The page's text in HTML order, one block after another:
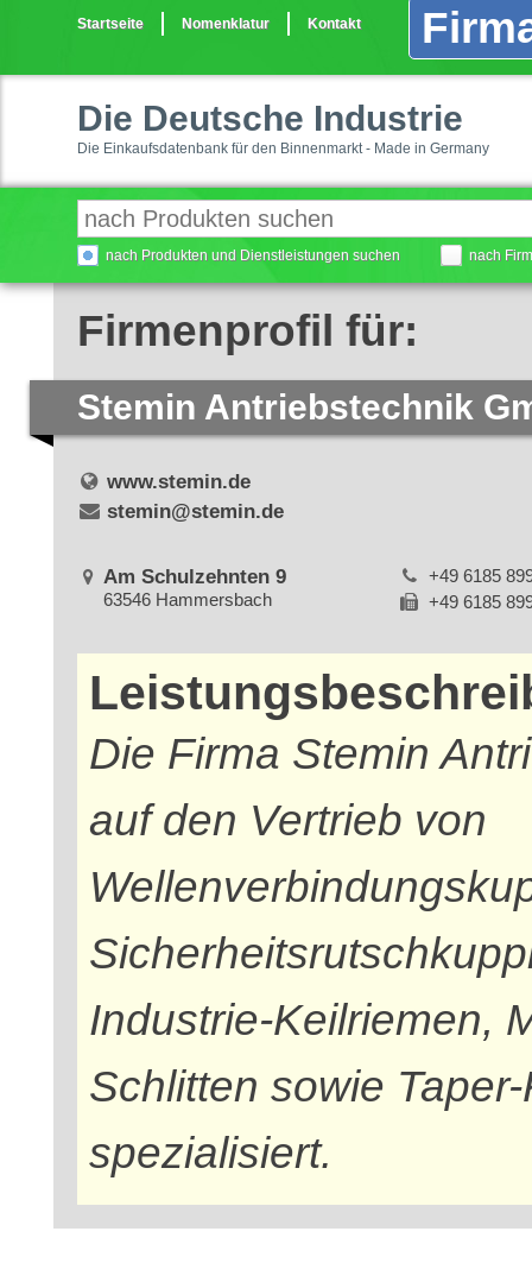
Startseite Nomenklatur Kontakt
Die Deutsche Industrie
Die Einkaufsdatenbank für den Binnenmarkt - Made in Germany
nach Produkten und Dienstleistungen suchen nach
Firmenprofil für:
Stemin Antriebstechnik
www.stemin.de
stemin@stemin.de
Am Schulzehnten 9
63546 Hammersbach
+49 6185
+49 6185
Die Firma Stemin
auf den Vertrieb von
Industrie-Keilriemen,
Schlitten sowie
spezialisiert.